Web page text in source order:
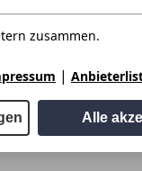
zusammen.
|
Alle